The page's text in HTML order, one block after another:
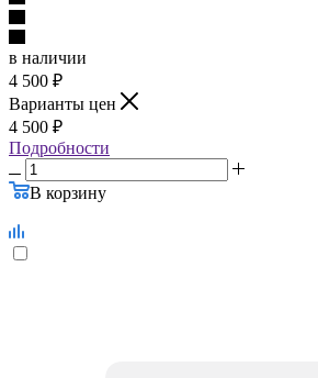
в наличии
4 500 ₽
Варианты цен
4 500 ₽
Подробности
В корзину